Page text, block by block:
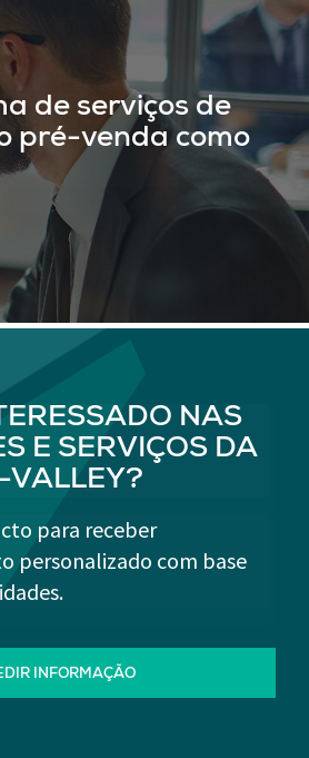
de serviços de
pré-venda como
NAS
E SERVIÇOS DA
VALLEY?
para receber
personalizado com base
INFORMAÇÃO